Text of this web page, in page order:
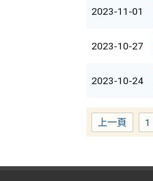
2023-11-01
2023-10-27
2023-10-24
上一頁 1